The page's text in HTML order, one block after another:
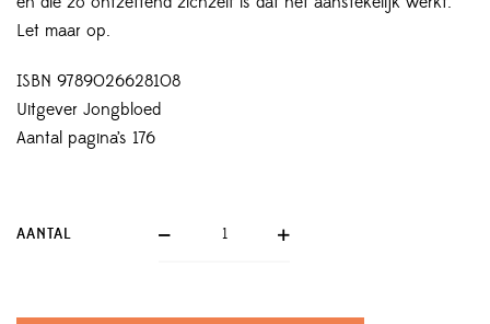
Let maar op.
ISBN 9789026628108
Uitgever Jongbloed
Aantal pagina’s 176
AANTAL